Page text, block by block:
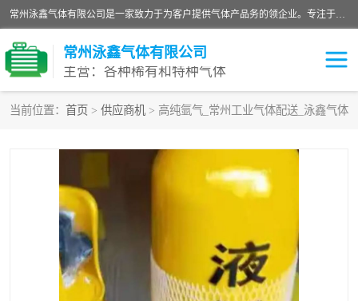
常州泳鑫气体有限公司是一家致力于为客户提供气体产品务的领企业。专注于环氧乙烷剂、环氧乙烷、高纯气体以及稀有和特种气体的研发、生产、销售和配送，产品广泛应用于医疗、电子、科研、化工、食品等多个领域。主要产品有：环氧乙烷灭菌剂，环氧乙烷，高纯氩，氮，氪，氙，氖，氘，笑，氦，氢，氧等各种稀有和特种气体。
常州泳鑫气体有限公司
主营：各种稀有和特种气体
当前位置： 首页 > 供应商机 > 高纯氩气_常州工业气体配送_泳鑫气体
高纯氩气
高纯氮气